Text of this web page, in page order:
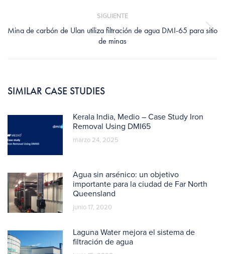
SIGUIENTE
Publicación
siguiente:
Mina de carbón de Ulan utiliza filtración de agua DMI-65 para sitio
de minas
SIMILAR CASE STUDIES
Kerala India, Medio – Case Study Iron
Removal Using DMI65
marzo 24, 2025
Agua sin arsénico: un objetivo
importante para la ciudad de Far North
Queensland
junio 17, 2020
Laguna Water mejora el sistema de
filtración de agua